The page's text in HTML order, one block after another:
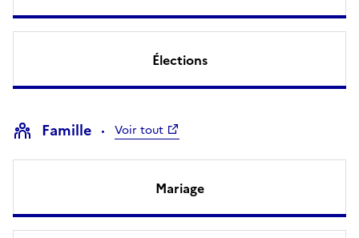
Élections
Famille Voir tout
Mariage